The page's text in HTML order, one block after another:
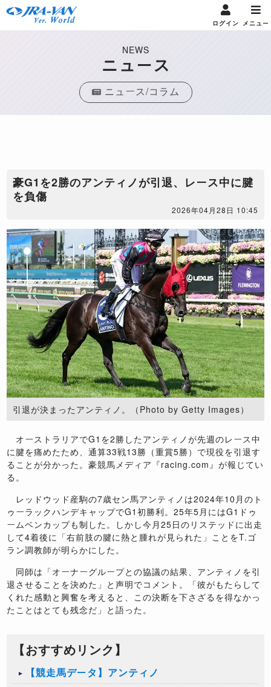
ログイン メニュー
NEWS
ニュース
ニュース/コラム
​豪G1を2勝のアンティノが引退、レース中に腱
を負傷
2026年04月28日 10:45
引退が決まったアンティノ。（Photo by Getty Images）
オーストラリアでG1を2勝したアンティノが先週のレース中
に腱を痛めたため、通算33戦13勝（重賞5勝）で現役を引退す
ることが分かった。豪競馬メディア『racing.com』が報じてい
る。
レッドウッド産駒の7歳セン馬アンティノは2024年10月のト
ゥーラックハンデキャップでG1初勝利。25年5月にはG1ドゥ
ームベンカップも制した。しかし今月25日のリステッドに出走
して4着後に「右前肢の腱に熱と腫れが見られた」ことをT.ゴ
ラン調教師が明らかにした。
同師は「オーナーグループとの協議の結果、アンティノを引
退させることを決めた」と声明でコメント。「彼がもたらして
くれた感動と興奮を考えると、この決断を下さざるを得なかっ
たことはとても残念だ」と語った。
【おすすめリンク】
【競走馬データ】アンティノ